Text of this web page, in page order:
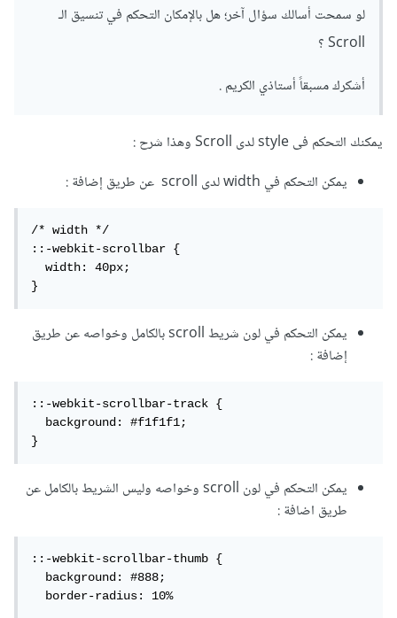
لو سمحت أسالك سؤال آخر؛ هل بالإمكان التحكم في تنسيق الـ
Scroll ؟
أشكرك مسبقاً أستاذي الكريم .
يمكنك التحكم فى style لدى Scroll وهذا شرح :
يمكن التحكم في width لدى scroll عن طريق إضافة :
/* width */
::-webkit-scrollbar {
  width: 40px;
}
يمكن التحكم في لون شريط scroll بالكامل وخواصه عن طريق
إضافة :
::-webkit-scrollbar-track {
  background: #f1f1f1;
}
يمكن التحكم في لون scroll وخواصه وليس الشريط بالكامل عن
طريق اضافة :
::-webkit-scrollbar-thumb {
  background: #888;
  border-radius: 10%